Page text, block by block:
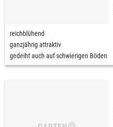
reichblühend
ganzjährig attraktiv
gedeiht auch auf schwierigen Böden